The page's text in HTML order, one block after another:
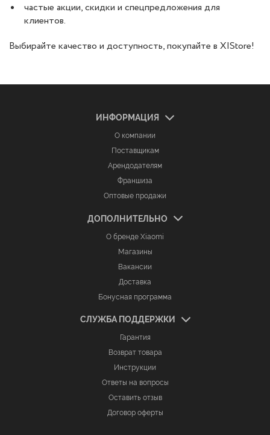
частые акции, скидки и спецпредложения для
клиентов.
Выбирайте качество и доступность, покупайте в X|Store!
ИНФОРМАЦИЯ
О компании
Поставщикам
Арендодателям
Франшиза
Оптовые продажи
ДОПОЛНИТЕЛЬНО
О бренде Xiaomi
Магазины
Вакансии
Доставка
Бонусная программа
СЛУЖБА ПОДДЕРЖКИ
Гарантия
Возврат товара
Инструкции
Ответы на вопросы
Оставить отзыв
Договор оферты